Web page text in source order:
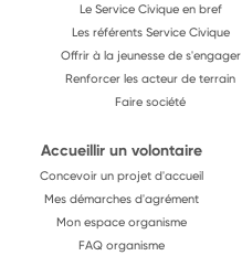
Le Service Civique en bref
Les référents Service Civique
Offrir à la jeunesse de s'engager
Renforcer les acteur de terrain
Faire société
Accueillir un volontaire
Concevoir un projet d'accueil
Mes démarches d'agrément
Mon espace organisme
FAQ organisme